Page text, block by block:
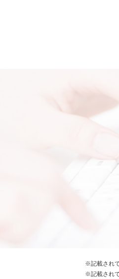
※記載され
※記載され